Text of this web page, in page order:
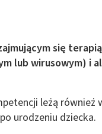
się
lub wirusowym) i
leżą również
urodzeniu dziecka.